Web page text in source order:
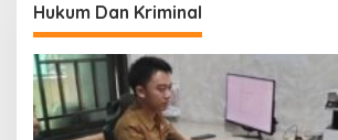
Hukum Dan Kriminal